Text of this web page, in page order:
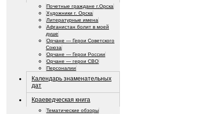
Почетные граждане г.Орска
Художники г. Орска
Литературные имена
Афганистан болит в моей
душе
Орчане — Герои Советского
Союза
Орчане — Герои России
Орчане — герои СВО
Персоналии
Календарь знаменательных
дат
Краеведческая книга
Тематические обзоры